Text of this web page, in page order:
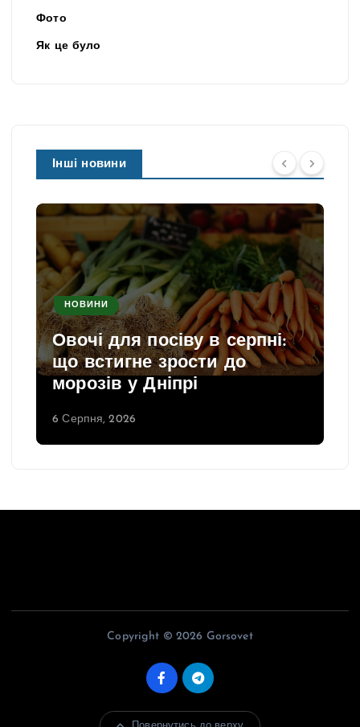
Фото
Як це було
Інші новини
НОВИНИ
Овочі для посіву в серпні:
що встигне зрости до
морозів у Дніпрі
6 Серпня, 2026
Copyright © 2026 Gorsovet